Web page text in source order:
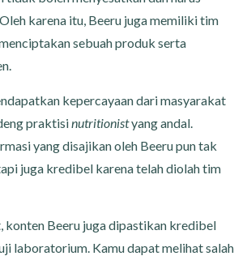
karena itu, Beeru juga memiliki tim
sebuah produk serta
kepercayaan dari masyarakat
praktisinutritionistyang andal.
yang disajikan oleh Beeru pun tak
juga kredibel karena telah diolah tim
konten Beeru juga dipastikan kredibel
laboratorium. Kamu dapat melihat salah